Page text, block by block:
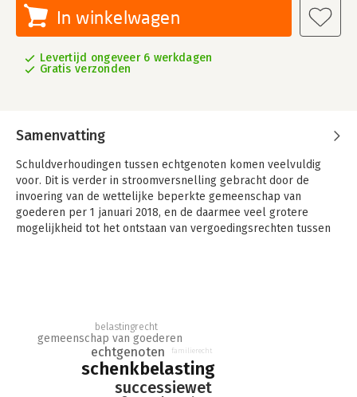
In winkelwagen
Levertijd ongeveer 6 werkdagen
Gratis verzonden
Samenvatting
Schuldverhoudingen tussen echtgenoten komen veelvuldig
voor. Dit is verder in stroomversnelling gebracht door de
invoering van de wettelijke beperkte gemeenschap van
goederen per 1 januari 2018, en de daarmee veel grotere
mogelijkheid tot het ontstaan van vergoedingsrechten tussen
benoeming als bijzonder hoogleraar aan de Vrije Universiteit
Amsterdam ging Arianne de Leeuw in op
schenkbelastingaspecten van schuldverhoudingen (met name
vergoedingsrechten en vorderingen uit hoofde van
verrekenbedingen) tussen echtgenoten en in het bijzonder de
schenkbelasting
successiewet
echtgenoten
gemeenschap van goederen
belastingrecht
familierecht